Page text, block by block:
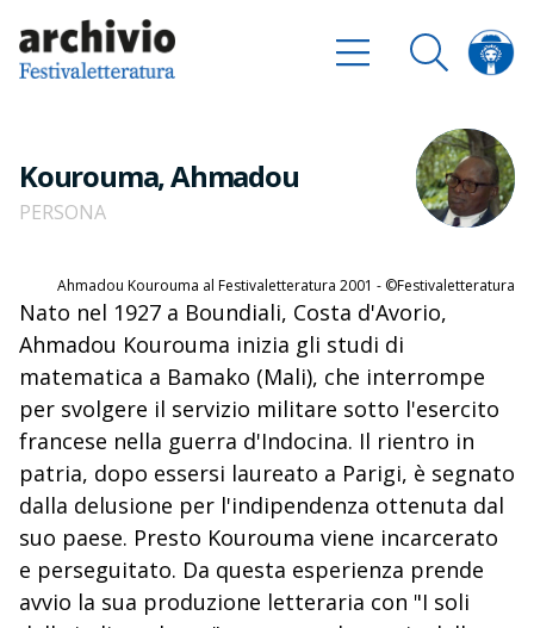
Kourouma, Ahmadou
PERSONA
Ahmadou Kourouma al Festivaletteratura 2001 - ©Festivaletteratura
Nato nel 1927 a Boundiali, Costa d'Avorio,
Ahmadou Kourouma inizia gli studi di
matematica a Bamako (Mali), che interrompe
per svolgere il servizio militare sotto l'esercito
francese nella guerra d'Indocina. Il rientro in
patria, dopo essersi laureato a Parigi, è segnato
dalla delusione per l'indipendenza ottenuta dal
suo paese. Presto Kourouma viene incarcerato
e perseguitato. Da questa esperienza prende
avvio la sua produzione letteraria con "I soli